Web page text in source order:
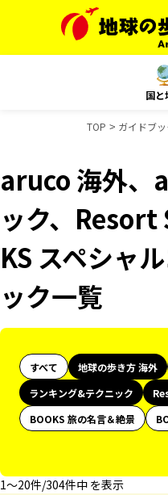
国と
TOP ガイドブ
aruco 海外、
ック、
KS スペシャ
ック一覧
すべて 地球の歩き方 海外
ランキング&テクニック
BOOKS 旅の名言＆絶景
1〜20件/304件中 を表示